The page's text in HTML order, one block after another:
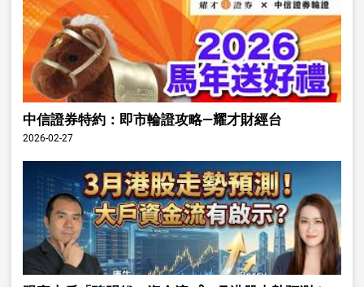
中信證券特約：即市輪證攻略—耀才財經台
2026-02-27